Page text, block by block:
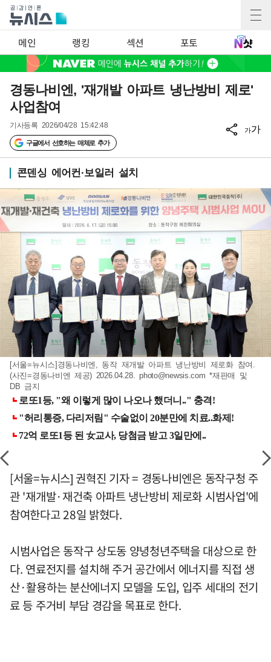
메인 랭킹 섹션 포토
경동나비엔, '재개발 아파트 냉난방비 제로'
사업참여
기사등록 2026/04/28 15:42:48
구글에서 선호하는 매체로 추가
가가
콘덴싱 에어컨·보일러 설치
[서울=뉴시스]경동나비엔, 동작 재개발 아파트 냉난방비 제로화 참여.
(사진=경동나비엔 제공) 2026.04.28.photo@newsis.com *재판매 및
DB 금지
[서울=뉴시스] 권혁진 기자 = 경동나비엔은 동작구청 주
관 '재개발·재건축 아파트 냉난방비 제로화 시범사업'에
참여한다고 28일 밝혔다.
시범사업은 동작구 상도동 양녕청년주택을 대상으로 한
다. 연료전지를 설치해 주거 공간에서 에너지를 직접 생
산·활용하는 분산에너지 모델을 도입, 입주 세대의 전기
료 등 주거비 부담 경감을 목표로 한다.